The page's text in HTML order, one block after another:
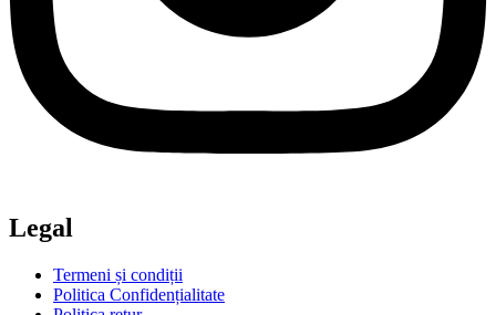
Legal
Termeni și condiții
Politica Confidențialitate